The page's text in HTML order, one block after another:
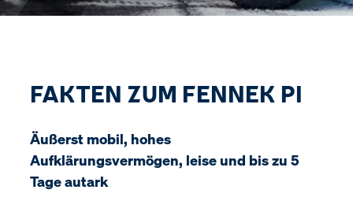
FAKTEN ZUM FENNEK PI
Äußerst mobil, hohes
Aufklärungsvermögen, leise und bis zu 5
Tage autark